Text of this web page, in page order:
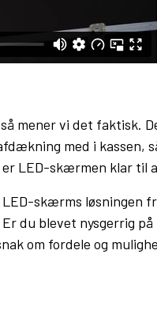
mener vi det faktisk.
med i kassen,
LED-skærmen klar til
skærms løsningen
du blevet nysgerrig
om fordele og